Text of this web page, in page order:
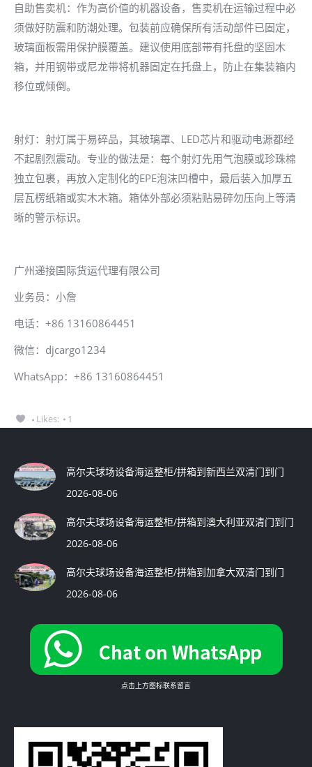
自助售卖机：作为高价值的机器设备，售卖机在运输过程中必
须做好防震和防潮处理。包装前应确保所有活动部件已固定，
玻璃面板需用保护膜覆盖。建议使用底部带有托盘的坚固木
箱，并用钢带或尼龙带将机器固定在托盘上，防止在集装箱内
移位或倾倒。
射灯：射灯属于易碎品，其玻璃罩、LED芯片和驱动电源都经
不起剧烈震动。专业的做法是：每个射灯先用气泡膜或珍珠棉
独立包裹，再放入定制化的EPE泡沫凹槽中，最后装入加厚五
层瓦楞纸箱或实木木箱。箱体外部必须粘贴易碎勿压向上等清
晰的警示标识。
广州递接国际货运代理有限公司
业务员：小詹
电话：+86 13160864451
微信：djcargo1234
WhatsApp：+86 13160864451
Likes: 1
高尔夫球场设备海运整柜/拼箱到新西兰双清门到门
2026-08-06
高尔夫球场设备海运整柜/拼箱到澳大利亚双清门到门
2026-08-06
高尔夫球场设备海运整柜/拼箱到加拿大双清门到门
2026-08-06
点击上方图标联系留言